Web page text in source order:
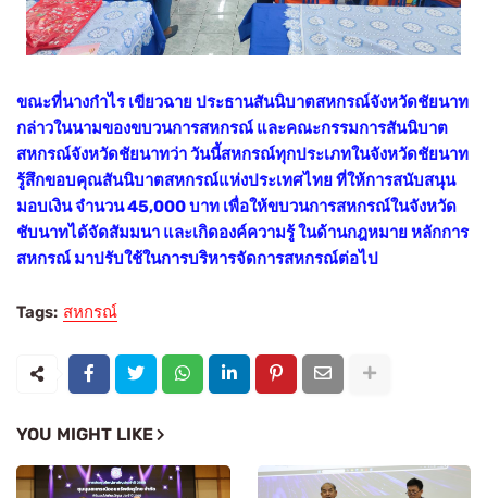
ขณะที่นางกำไร เขียวฉาย ประธานสันนิบาตสหกรณ์จังหวัดชัยนาท
กล่าวในนามของขบวนการสหกรณ์ และคณะกรรมการสันนิบาต
สหกรณ์จังหวัดชัยนาทว่า วันนี้สหกรณ์ทุกประเภทในจังหวัดชัยนาท
รู้สึกขอบคุณสันนิบาตสหกรณ์แห่งประเทศไทย ที่ให้การสนับสนุน
มอบเงิน จำนวน 45,000 บาท เพื่อให้ขบวนการสหกรณ์ในจังหวัด
ชับนาทได้จัดสัมมนา และเกิดองค์ความรู้ ในด้านกฎหมาย หลักการ
สหกรณ์ มาปรับใช้ในการบริหารจัดการสหกรณ์ต่อไป
Tags: สหกรณ์
YOU MIGHT LIKE